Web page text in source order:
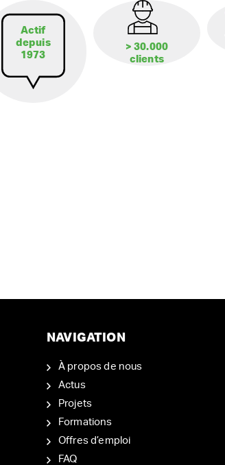
Actif
depuis
1973
> 30.000
clients
NAVIGATION
À propos de nous
Actus
Projets
Formations
Offres d’emploi
FAQ